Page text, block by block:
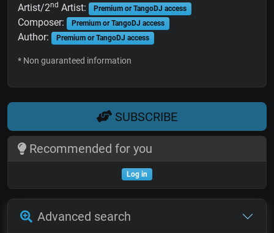
Artist/2nd Artist: Premium or TangoDJ access
Composer: Premium or TangoDJ access
Author: Premium or TangoDJ access
* Non guaranteed information
SUBSCRIBE
Recommended for you
Log in
Advanced search